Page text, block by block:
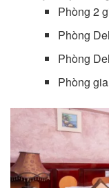
Phòng 2
Phòng
Phòng
Phòng